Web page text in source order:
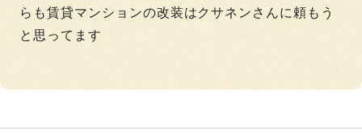
らも賃貸マンションの改装はクサネンさんに頼もう
と思ってます